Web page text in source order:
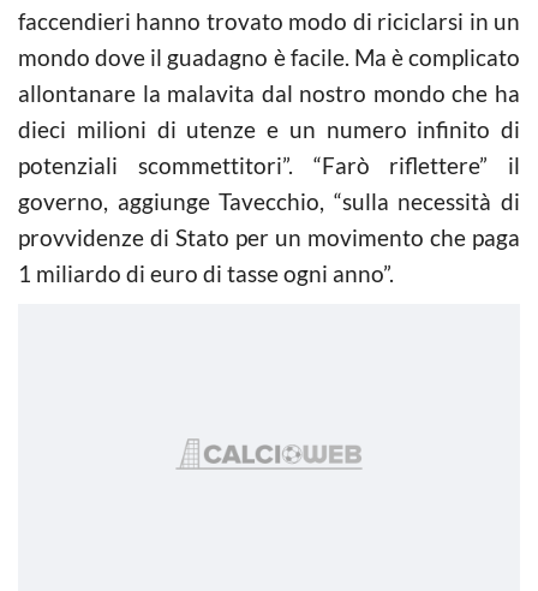
faccendieri hanno trovato modo di riciclarsi in un
mondo dove il guadagno è facile. Ma è complicato
allontanare la malavita dal nostro mondo che ha
dieci milioni di utenze e un numero infinito di
potenziali scommettitori”. “Farò riflettere” il
governo, aggiunge Tavecchio, “sulla necessità di
provvidenze di Stato per un movimento che paga
1 miliardo di euro di tasse ogni anno”.